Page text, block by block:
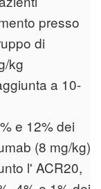
presso
di
kg
a 10-
e 12% dei
(8 mg/kg)
l' ACR20,